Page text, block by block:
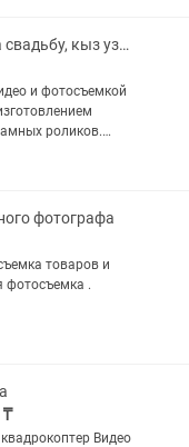
Видеосъемка на свадьбу, кыз узату, юбилей и др.
и фотосъемкой
роликов.
фотографа
товаров и
фотосъемка .
₸
Видео